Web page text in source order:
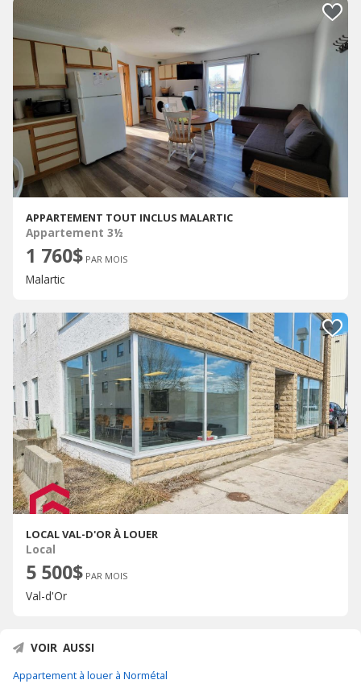
APPARTEMENT TOUT INCLUS MALARTIC
Appartement 3½
1 760$ PAR MOIS
Malartic
LOCAL VAL-D'OR À LOUER
Local
5 500$ PAR MOIS
Val-d'Or
VOIR AUSSI
Appartement à louer à Normétal